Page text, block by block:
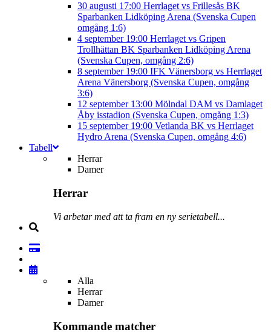
30 augusti 17:00 Herrlaget vs Frillesås BK
Sparbanken Lidköping Arena (Svenska Cupen
omgång 1:6)
4 september 19:00 Herrlaget vs Gripen
Trollhättan BK Sparbanken Lidköping Arena
(Svenska Cupen, omgång 2:6)
8 september 19:00 IFK Vänersborg vs Herrlaget
Arena Vänersborg (Svenska Cupen, omgång
3:6)
12 september 13:00 Mölndal DAM vs Damlaget
Åby isstadion (Svenska Cupen, omgång 1:3)
15 september 19:00 Vetlanda BK vs Herrlaget
Hydro Arena (Svenska Cupen, omgång 4:6)
Tabell
Herrar
Damer
Herrar
Vi arbetar med att ta fram en ny serietabell...
Alla
Herrar
Damer
Kommande matcher